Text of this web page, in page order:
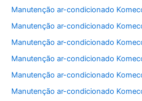
Manutenção ar-condicionado
Manutenção ar-condicionado
Manutenção ar-condicionado
Manutenção ar-condicionado
Manutenção ar-condicionado
Manutenção ar-condicionado